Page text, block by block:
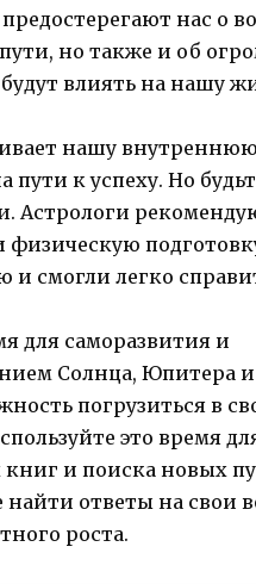
нас о
но также и об
влиять на нашу
нашу
к успеху. Но
Астрологи
и смогли легко
для саморазвития и
Солнца, Юпитера и
погрузиться в
это время
и поиска новых
найти ответы на свои
роста.